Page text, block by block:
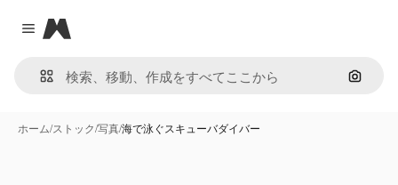
Close menu
Magnific
画像で
ホーム/ストック/写真/海で泳ぐスキューバダイバー